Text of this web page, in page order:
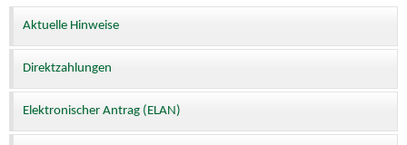
Aktuelle Hinweise
Direktzahlungen
Elektronischer Antrag (ELAN)